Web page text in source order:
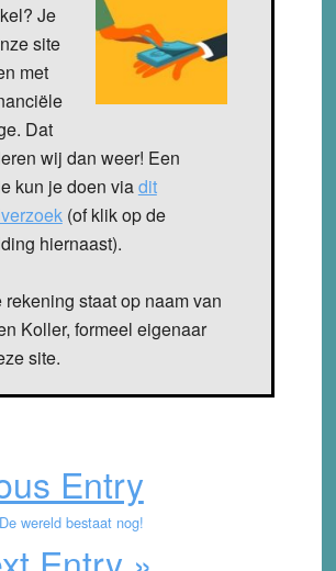
Je
site
met
Dat
wij dan weer! Een
kun je doen viadit
(of klik op de
hiernaast).
rekening staat op naam van
Koller, formeel eigenaar
site.
Entry
De wereld bestaat nog!